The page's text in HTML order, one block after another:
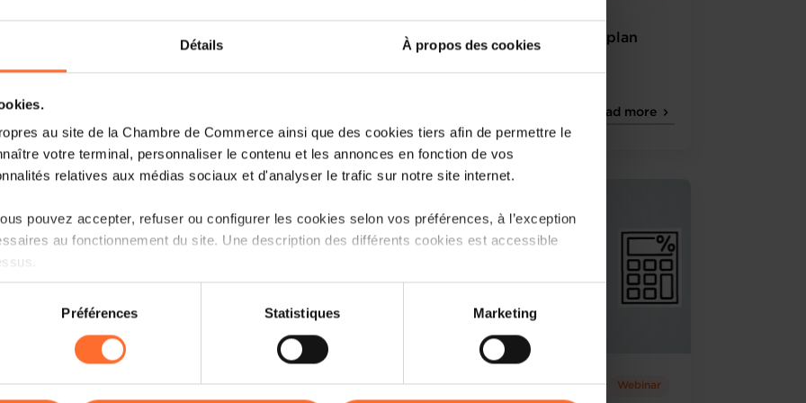
Détails À propos des cookies
au site de la Chambre de Commerce ainsi que des cookies tiers afin de permettre le
votre terminal, personnaliser le contenu et les annonces en fonction de vos
relatives aux médias sociaux et d'analyser le trafic sur notre site internet.
pouvez accepter, refuser ou configurer les cookies selon vos préférences, à l’exception
au fonctionnement du site. Une description des différents cookies est accessible
sur le site et certaines fonctionnalités (ex : lecture de vidéos, partage sur les réseaux
ou des cookies non nécessaires.
Préférences Statistiques Marketing
Online Workshop : Tester et
modéliser rapidement son idée
Online Workshop : Les
fondamentaux du business plan
Read more
Tuesday 22 Aug 2023 Webinar Wednesday 23 Aug 2023 Webinar